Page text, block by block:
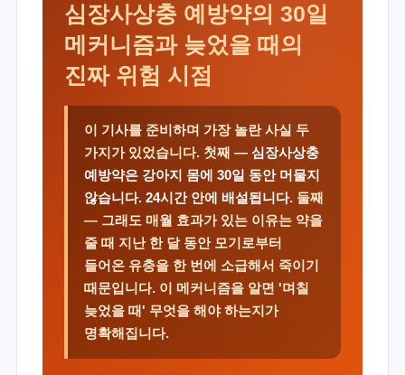
심장사상충 예방약의 30일
메커니즘과 늦었을 때의
진짜 위험 시점
이 기사를 준비하며 가장 놀란 사실 두
가지가 있었습니다. 첫째 — 심장사상충
예방약은 강아지 몸에 30일 동안 머물지
않습니다. 24시간 안에 배설됩니다.둘째
— 그래도 매월 효과가 있는 이유는 약을
줄 때 지난 한 달 동안 모기로부터
들어온 유충을 한 번에 소급해서 죽이기
때문입니다. 이 메커니즘을 알면 '며칠
늦었을 때' 무엇을 해야 하는지가
명확해집니다.